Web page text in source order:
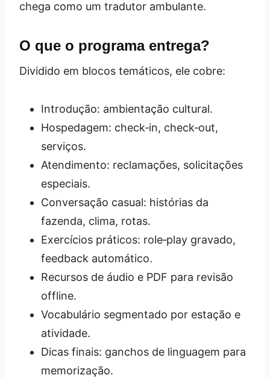
chega como um tradutor ambulante.
O que o programa entrega?
Dividido em blocos temáticos, ele cobre:
Introdução: ambientação cultural.
Hospedagem: check‑in, check‑out,
serviços.
Atendimento: reclamações, solicitações
especiais.
Conversação casual: histórias da
fazenda, clima, rotas.
Exercícios práticos: role‑play gravado,
feedback automático.
Recursos de áudio e PDF para revisão
offline.
Vocabulário segmentado por estação e
atividade.
Dicas finais: ganchos de linguagem para
memorização.